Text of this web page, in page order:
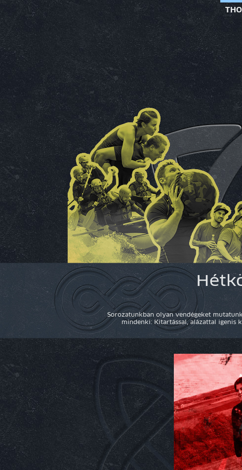
Sorozatunkban olyan vendégeket
mindenki: Kitartással, alázattal igenis